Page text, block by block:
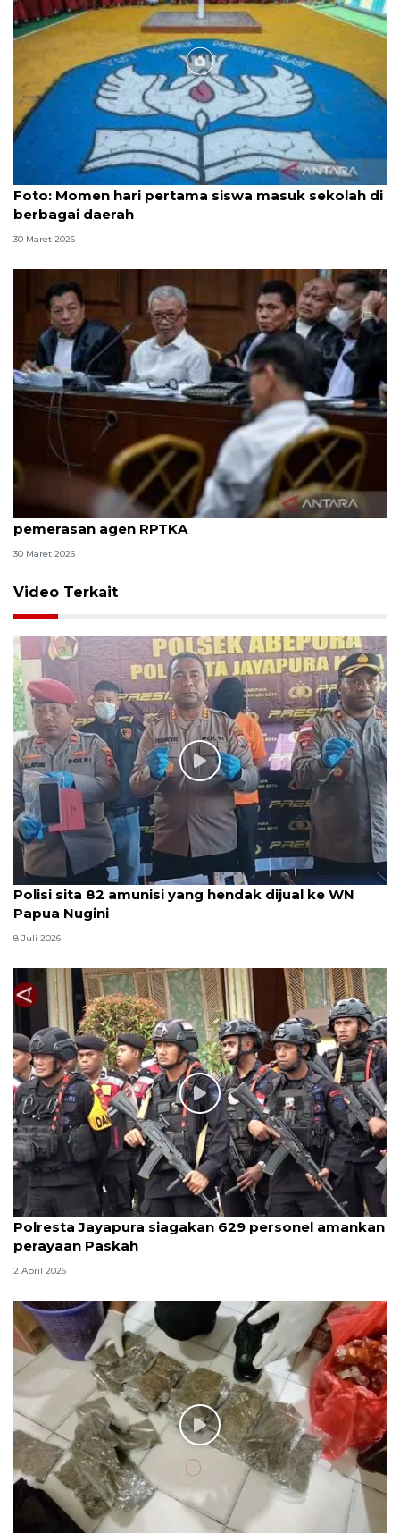
Foto: Momen hari pertama siswa masuk sekolah di
berbagai daerah
30 Maret 2026
8 ASN Kemenaker hadapi sidang tuntutan kasus
pemerasan agen RPTKA
30 Maret 2026
Video Terkait
Polisi sita 82 amunisi yang hendak dijual ke WN
Papua Nugini
8 Juli 2026
Polresta Jayapura siagakan 629 personel amankan
perayaan Paskah
2 April 2026